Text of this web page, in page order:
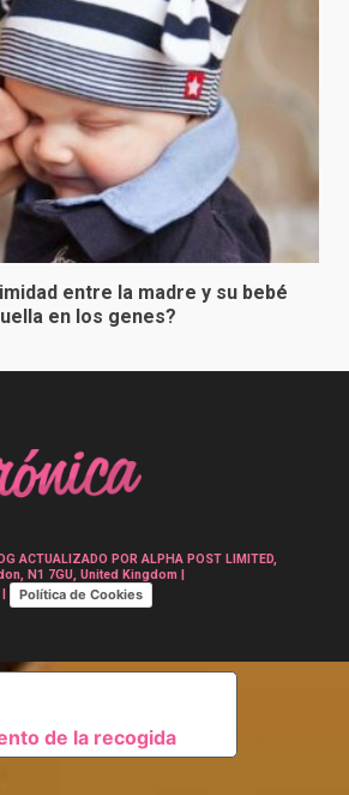
entre la madre y su bebé
en los genes?
ACTUALIZADO POR ALPHA POST LIMITED,
N1 7GU, United Kingdom |
Política de Cookies
de la recogida
DE PRIVACIDAD